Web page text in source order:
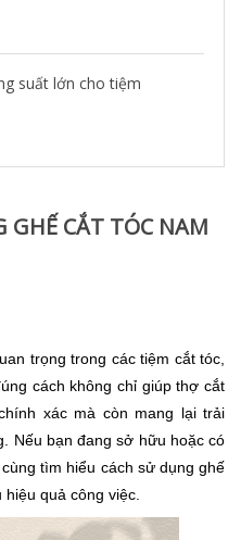
suất lớn cho tiệm
GHẾ CẮT TÓC NAM
trọng trong các tiệm cắt tóc,
cách không chỉ giúp thợ cắt
xác mà còn mang lại trải
Nếu bạn đang sở hữu hoặc có
tìm hiểu cách sử dụng ghế
quả công việc.